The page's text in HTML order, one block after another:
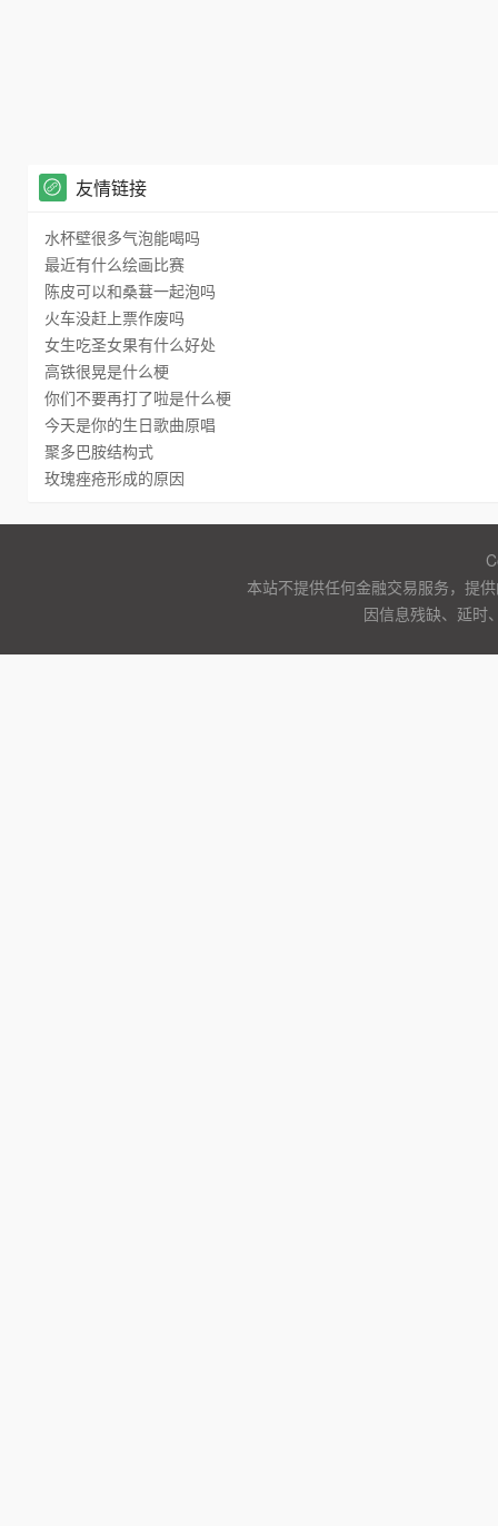
友情链接
水杯壁很多气泡能喝吗
最近有什么绘画比赛
陈皮可以和桑葚一起泡吗
火车没赶上票作废吗
女生吃圣女果有什么好处
高铁很晃是什么梗
你们不要再打了啦是什么梗
今天是你的生日歌曲原唱
聚多巴胺结构式
玫瑰痤疮形成的原因
本站不提供任何金融交易服务，提
因信息残缺、延时